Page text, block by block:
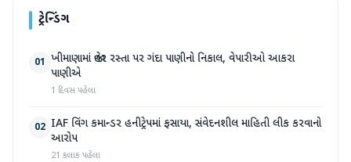
ટ્રેન્ડિંગ
01 ખીમાણામાં જાહેર રસ્તા પર ગંદા પાણીનો નિકાલ, વેપારીઓ આકરા
પાણીએ
1 દિવસ પહેલા
02 IAF વિંગ કમાન્ડર હનીટ્રેપમાં ફસાયા, સંવેદનશીલ માહિતી લીક કરવાનો
આરોપ
21 કલાક પહેલા